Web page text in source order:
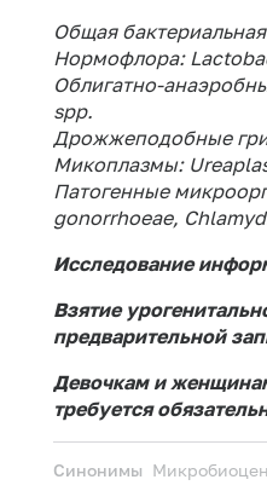
Общая
Нормофлора:
Облигатно-
spp.
Дрожжеподобные
Микоплазмы:
Патогенные
gonorrhoeae,
Исследование
Взятие
предварительной
Девочкам и
требуется
Синонимы